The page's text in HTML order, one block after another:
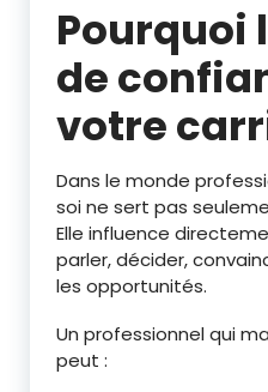
Pourquoi
de
votre
Dans le monde
soi ne sert pas
Elle influence
parler, décider,
les opportunités.
Un professionnel qui
peut :